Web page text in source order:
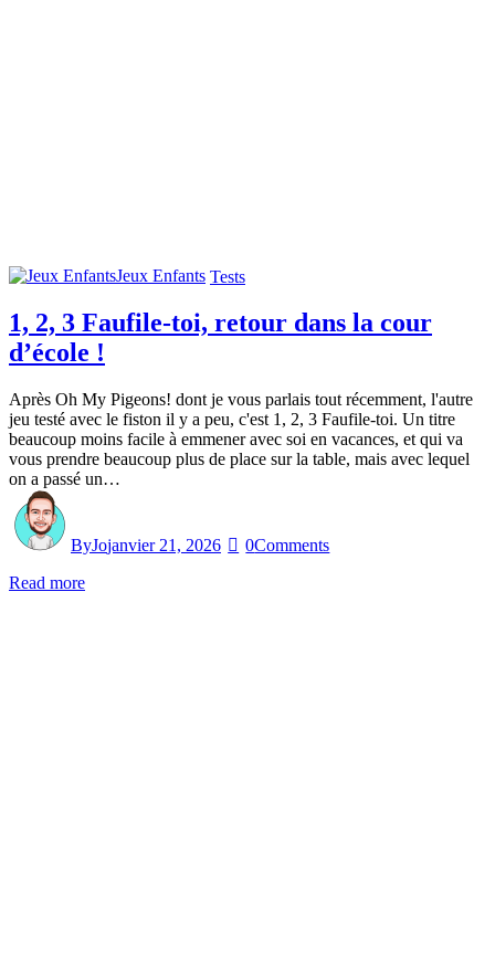
Jeux Enfants Tests
1, 2, 3 Faufile-toi, retour dans la cour
d’école !
Après Oh My Pigeons! dont je vous parlais tout récemment, l'autre
jeu testé avec le fiston il y a peu, c'est 1, 2, 3 Faufile-toi. Un titre
beaucoup moins facile à emmener avec soi en vacances, et qui va
vous prendre beaucoup plus de place sur la table, mais avec lequel
on a passé un…
ByJojanvier 21, 2026 0Comments
Read more